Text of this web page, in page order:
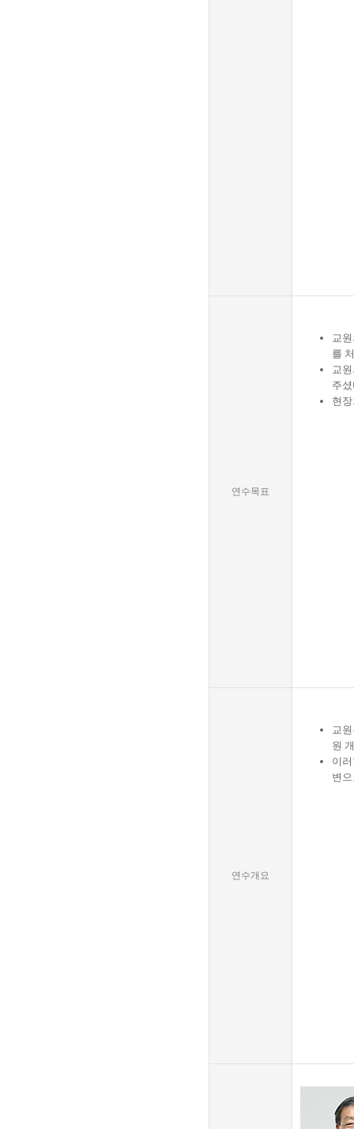
연수목표
교
를
교
주
현
연수개요
교
원
이
변